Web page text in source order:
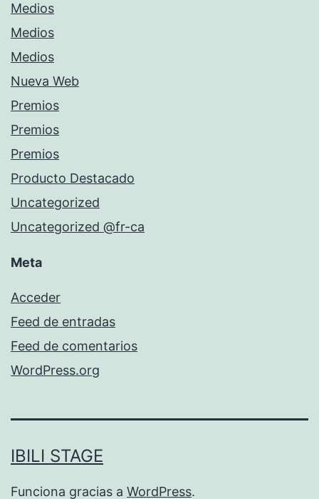
Medios
Medios
Medios
Nueva Web
Premios
Premios
Premios
Producto Destacado
Uncategorized
Uncategorized @fr-ca
Meta
Acceder
Feed de entradas
Feed de comentarios
WordPress.org
IBILI STAGE
Funciona gracias a WordPress.